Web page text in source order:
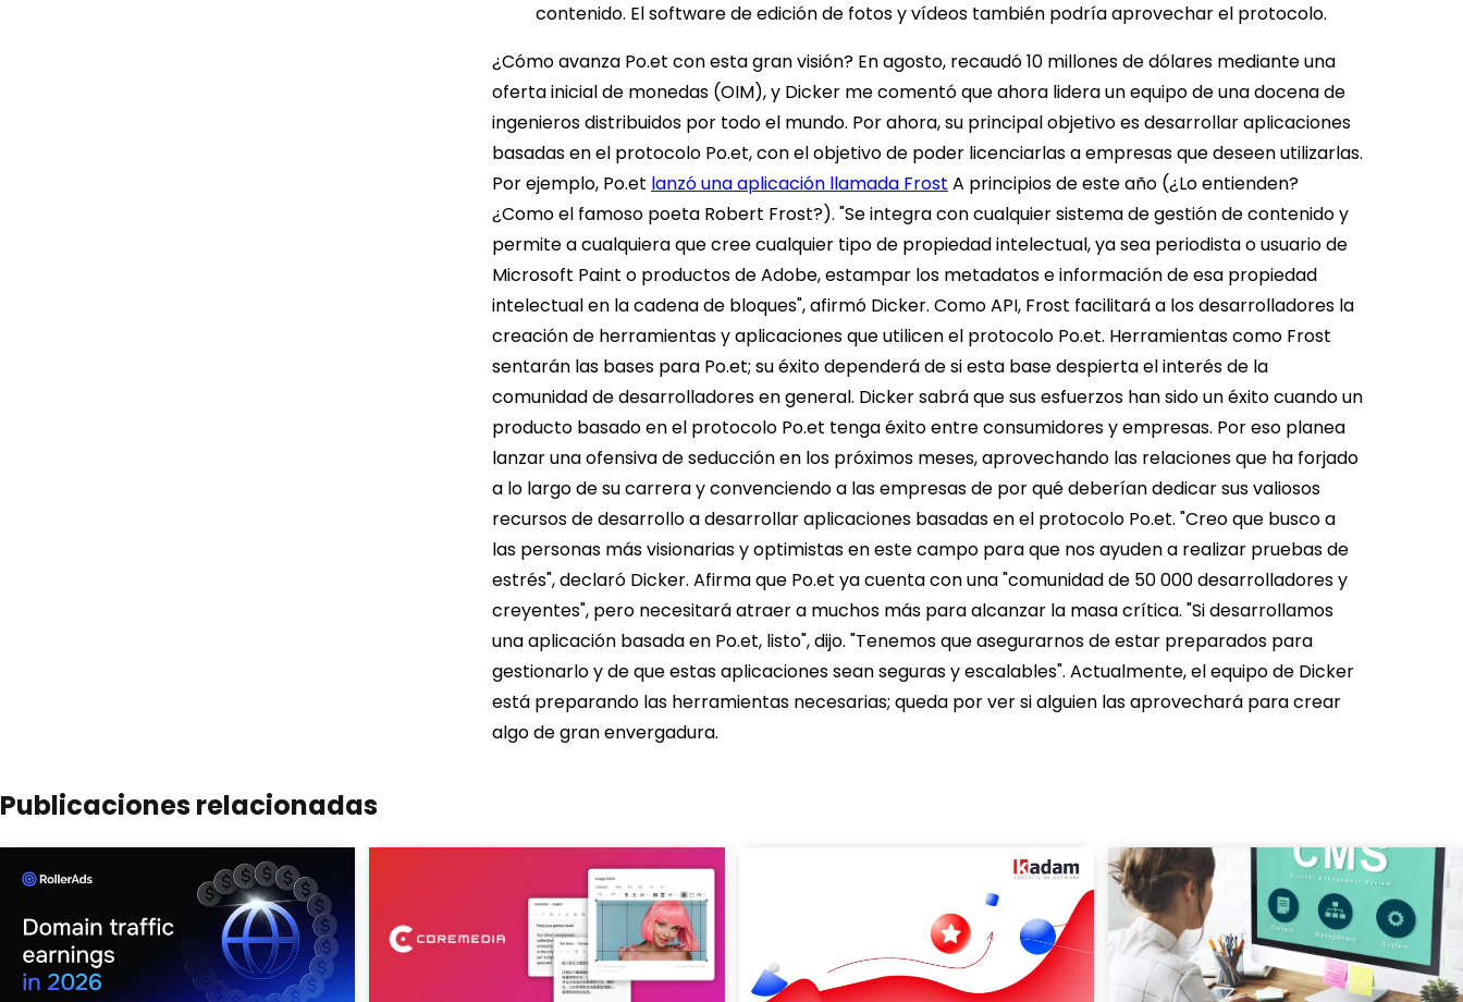
contenido. El software de edición de fotos y vídeos también podría aprovechar el protocolo.
¿Cómo avanza Po.et con esta gran visión? En agosto, recaudó 10 millones de dólares mediante una
oferta inicial de monedas (OIM), y Dicker me comentó que ahora lidera un equipo de una docena de
ingenieros distribuidos por todo el mundo. Por ahora, su principal objetivo es desarrollar aplicaciones
basadas en el protocolo Po.et, con el objetivo de poder licenciarlas a empresas que deseen utilizarlas.
Por ejemplo, Po.et lanzó una aplicación llamada Frost A principios de este año (¿Lo entienden?
¿Como el famoso poeta Robert Frost?). "Se integra con cualquier sistema de gestión de contenido y
permite a cualquiera que cree cualquier tipo de propiedad intelectual, ya sea periodista o usuario de
Microsoft Paint o productos de Adobe, estampar los metadatos e información de esa propiedad
intelectual en la cadena de bloques", afirmó Dicker. Como API, Frost facilitará a los desarrolladores la
creación de herramientas y aplicaciones que utilicen el protocolo Po.et. Herramientas como Frost
sentarán las bases para Po.et; su éxito dependerá de si esta base despierta el interés de la
comunidad de desarrolladores en general. Dicker sabrá que sus esfuerzos han sido un éxito cuando un
producto basado en el protocolo Po.et tenga éxito entre consumidores y empresas. Por eso planea
lanzar una ofensiva de seducción en los próximos meses, aprovechando las relaciones que ha forjado
a lo largo de su carrera y convenciendo a las empresas de por qué deberían dedicar sus valiosos
recursos de desarrollo a desarrollar aplicaciones basadas en el protocolo Po.et. "Creo que busco a
las personas más visionarias y optimistas en este campo para que nos ayuden a realizar pruebas de
estrés", declaró Dicker. Afirma que Po.et ya cuenta con una "comunidad de 50 000 desarrolladores y
creyentes", pero necesitará atraer a muchos más para alcanzar la masa crítica. "Si desarrollamos
una aplicación basada en Po.et, listo", dijo. "Tenemos que asegurarnos de estar preparados para
gestionarlo y de que estas aplicaciones sean seguras y escalables". Actualmente, el equipo de Dicker
está preparando las herramientas necesarias; queda por ver si alguien las aprovechará para crear
algo de gran envergadura.
Publicaciones relacionadas